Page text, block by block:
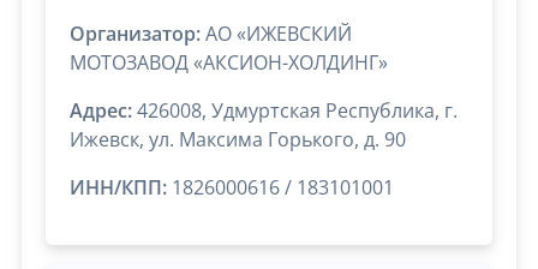
Организатор:АО «ИЖЕВСКИЙ
МОТОЗАВОД «АКСИОН-ХОЛДИНГ»
Адрес:426008, Удмуртская Республика, г.
Ижевск, ул. Максима Горького, д. 90
ИНН/КПП: 1826000616 / 183101001